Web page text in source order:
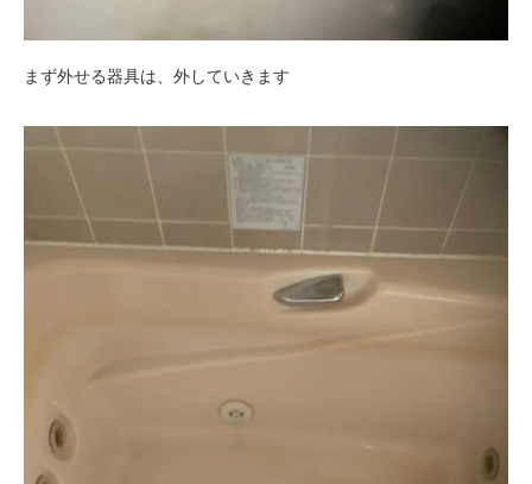
まず外せる器具は、外していきます